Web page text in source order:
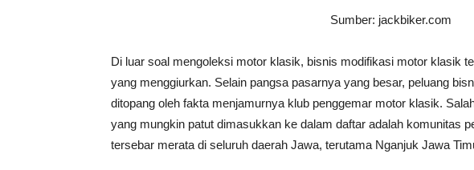
Sumber: jackbiker.com
Di luar soal mengoleksi motor klasik, bisnis modifikasi motor klasik
yang menggiurkan. Selain pangsa pasarnya yang besar, peluang
ditopang oleh fakta menjamurnya klub penggemar motor klasik.
yang mungkin patut dimasukkan ke dalam daftar adalah komunitas
tersebar merata di seluruh daerah Jawa, terutama Nganjuk Jawa